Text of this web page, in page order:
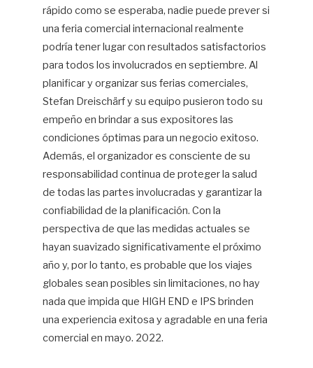
rápido como se esperaba, nadie puede prever si
una feria comercial internacional realmente
podría tener lugar con resultados satisfactorios
para todos los involucrados en septiembre. Al
planificar y organizar sus ferias comerciales,
Stefan Dreischärf y su equipo pusieron todo su
empeño en brindar a sus expositores las
condiciones óptimas para un negocio exitoso.
Además, el organizador es consciente de su
responsabilidad continua de proteger la salud
de todas las partes involucradas y garantizar la
confiabilidad de la planificación. Con la
perspectiva de que las medidas actuales se
hayan suavizado significativamente el próximo
año y, por lo tanto, es probable que los viajes
globales sean posibles sin limitaciones, no hay
nada que impida que HIGH END e IPS brinden
una experiencia exitosa y agradable en una feria
comercial en mayo. 2022.